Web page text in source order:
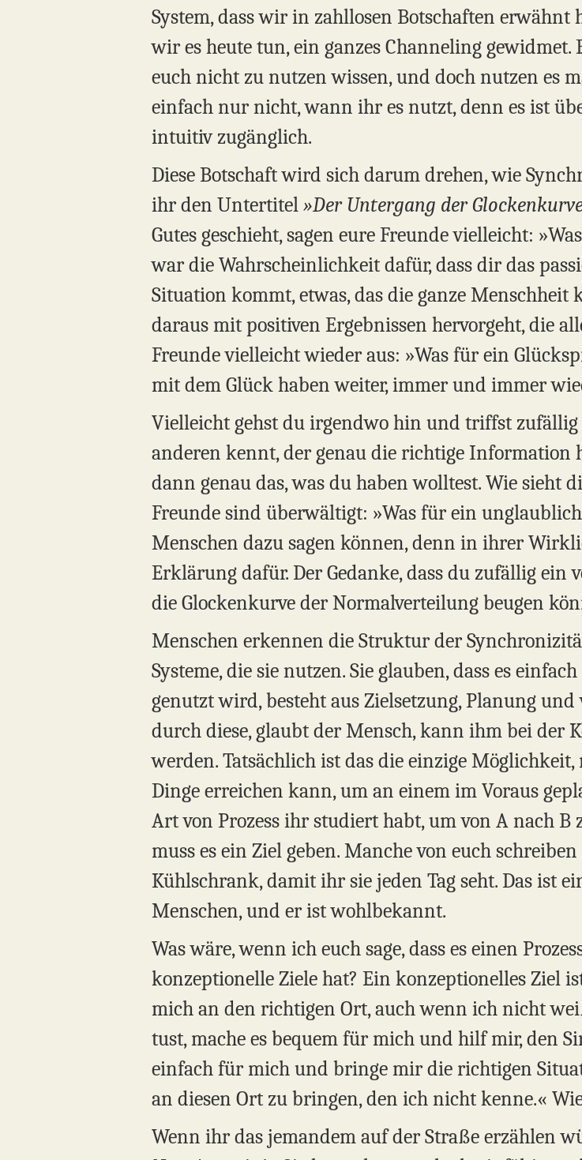
System, dass wir in zahllosen Botschaften
wir es heute tun, ein ganzes Channeling gewidmet.
euch nicht zu nutzen wissen, und doch nutzen es
einfach nur nicht, wann ihr es nutzt, denn es ist
intuitiv zugänglich.
Diese Botschaft wird sich darum drehen, wie
ihr den Untertitel »Der Untergang der
Gutes geschieht, sagen eure Freunde vielleicht:
war die Wahrscheinlichkeit dafür, dass dir das
Situation kommt, etwas, das die ganze
daraus mit positiven Ergebnissen hervorgeht, die
Freunde vielleicht wieder aus: »Was für ein
mit dem Glück haben weiter, immer und immer
Vielleicht gehst du irgendwo hin und triffst zufällig
anderen kennt, der genau die richtige Information
dann genau das, was du haben wolltest. Wie sieht
Freunde sind überwältigt: »Was für ein
Menschen dazu sagen können, denn in ihrer
Erklärung dafür. Der Gedanke, dass du zufällig ein
die Glockenkurve der Normalverteilung beugen
Menschen erkennen die Struktur der
Systeme, die sie nutzen. Sie glauben, dass es
genutzt wird, besteht aus Zielsetzung, Planung
durch diese, glaubt der Mensch, kann ihm bei der
werden. Tatsächlich ist das die einzige
Dinge erreichen kann, um an einem im Voraus
Art von Prozess ihr studiert habt, um von A nach
muss es ein Ziel geben. Manche von euch
Kühlschrank, damit ihr sie jeden Tag seht. Das ist
Menschen, und er ist wohlbekannt.
Was wäre, wenn ich euch sage, dass es einen
konzeptionelle Ziele hat? Ein konzeptionelles Ziel
mich an den richtigen Ort, auch wenn ich nicht
tust, mache es bequem für mich und hilf mir, den
einfach für mich und bringe mir die richtigen
an diesen Ort zu bringen, den ich nicht kenne.«
Wenn ihr das jemandem auf der Straße erzählen